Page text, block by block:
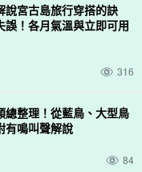
說宮古島旅行穿搭的訣
誤！各月氣溫與立即可用
316
總整理！從藍鳥、大型鳥
有鳴叫聲解說
84